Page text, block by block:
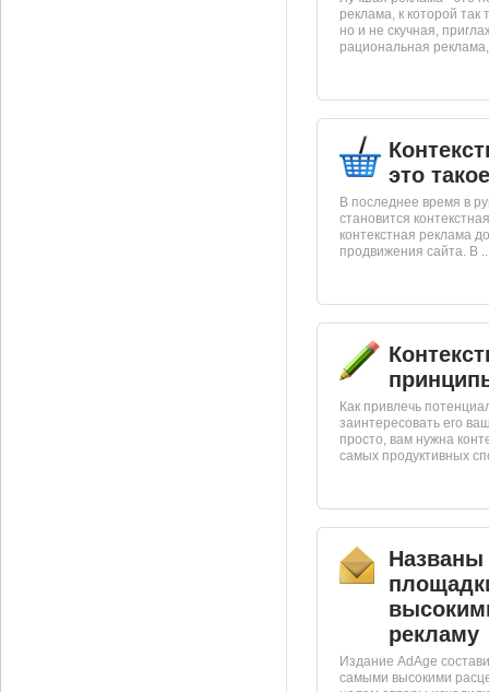
реклама, к которой так
но и не скучная,
рациональная реклама,
это
В последнее время в
становится
контекстная реклама
продвижения сайта. В
Как привлечь
заинтересовать его
просто, вам нужна
самых продуктивных
Названы
рекламу
Издание AdAge
самыми высокими